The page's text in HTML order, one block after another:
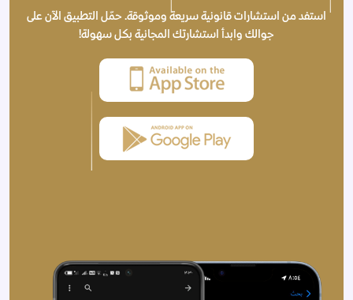
استفد من استشارات قانونية سريعة وموثوقة. حمّل التطبيق الآن على
جوالك وابدأ استشارتك المجانية بكل سهولة!